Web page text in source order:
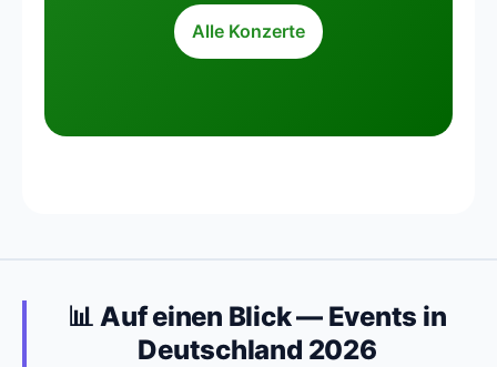
Alle Konzerte
📊 Auf einen Blick — Events in
Deutschland 2026